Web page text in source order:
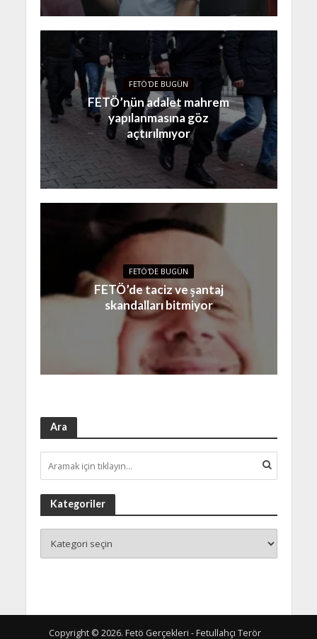
FETÖ'DE BUGÜN
FETÖ’nün adalet mahrem
yapılanmasına göz
açtırılmıyor
FETÖ'DE BUGÜN
FETÖ’de taciz ve şantaj
skandalları bitmiyor
Ara
Kategoriler
Copyright © 2026. Fetö Gerçekleri - Fetullahçı Terör